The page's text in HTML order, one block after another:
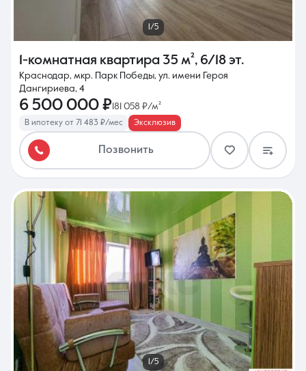
1/5
1-комнатная квартира 35 м², 6/18 эт.
Краснодар, мкр. Парк Победы, ул. имени Героя
Дангириева, 4
6 500 000 ₽ 181 058 ₽/м²
В ипотеку от 71 483 ₽/мес Эксклюзив
Позвонить
1/5